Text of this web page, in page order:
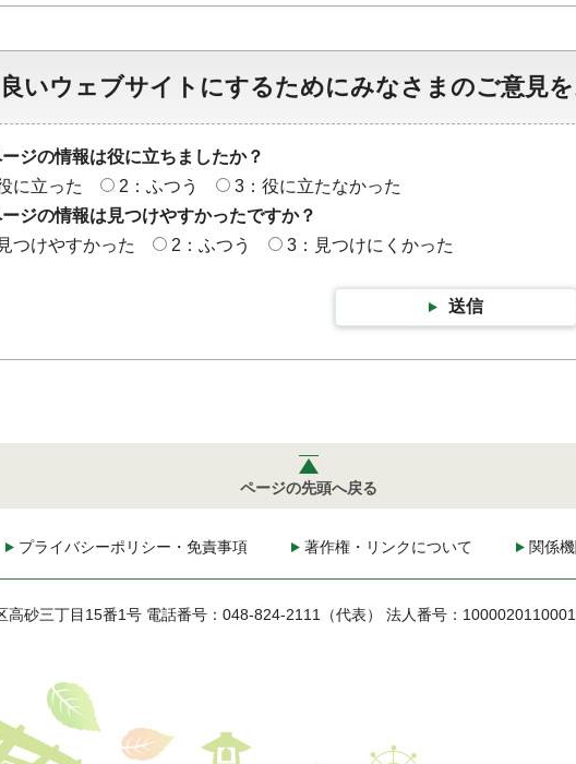
いウェブサイトにするためにみなさまのご意見
ジの情報は役に立ちましたか？
に立った
2：ふつう
3：役に立たなかった
ジの情報は見つけやすかったですか？
つけやすかった
2：ふつう 3：見つけにくかった
送信
ページの先頭へ戻る
プライバシーポリシー・免責事項 著作権・リンクについて 関係
高砂三丁目15番1号 電話番号：048-824-2111（代表） 法人番号：1000020110001